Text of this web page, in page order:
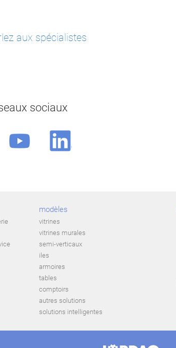
aux spécialistes
sociaux
modèles
vitrines
vitrines murales
semi-verticaux
iles
armoires
tables
comptoirs
autres solutions
solutions intelligentes